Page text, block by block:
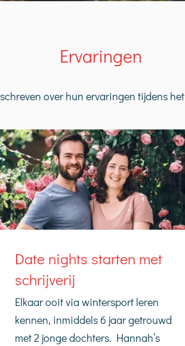
Ervaringen
over hun ervaringen tijdens het
Date nights starten met
schrijverij
Elkaar ooit via wintersport leren
kennen, inmiddels 6 jaar getrouwd
met 2 jonge dochters. Hannah’s